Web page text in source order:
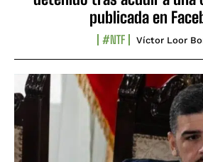
publicada en
#NTF Víctor Loor